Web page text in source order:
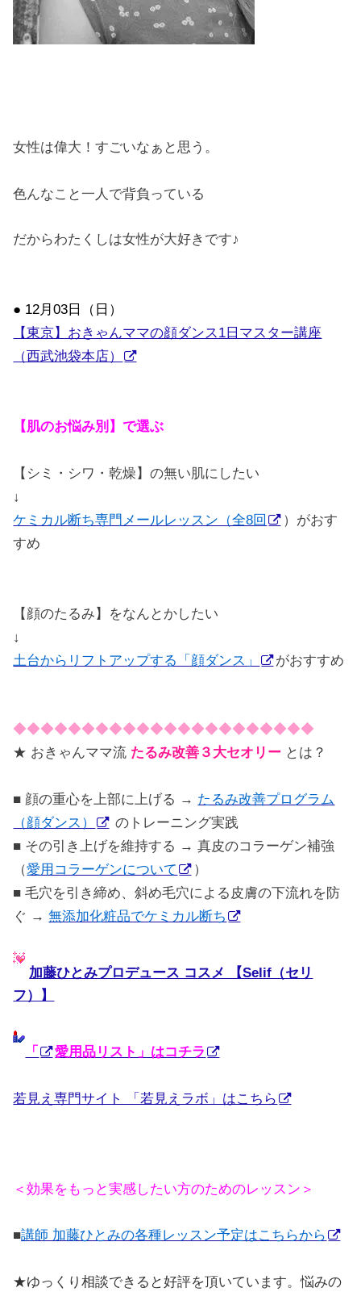
女性は偉大！すごいなぁと思う。
色んなこと一人で背負っている
だからわたくしは女性が大好きです♪
● 12月03日（日）
【東京】おきゃんママの顔ダンス1日マスター講座
（西武池袋本店）
【肌のお悩み別】で選ぶ
【シミ・シワ・乾燥】の無い肌にしたい
↓
ケミカル断ち専門メールレッスン（全8回
）がおす
すめ
【顔のたるみ】をなんとかしたい
↓
土台からリフトアップする「顔ダンス」
がおすすめ
◆◆◆◆◆◆◆◆◆◆◆◆◆◆◆◆◆◆◆◆◆◆
★ おきゃんママ流 たるみ改善３大セオリー とは？
■ 顔の重心を上部に上げる → たるみ改善プログラム
（顔ダンス）
のトレーニング実践
■ その引き上げを維持する → 真皮のコラーゲン補強
（愛用コラーゲンについて
）
■ 毛穴を引き締め、斜め毛穴による皮膚の下流れを防
ぐ →無添加化粧品でケミカル断ち
加藤ひとみプロデュース コスメ 【Selif（セリ
フ）】
「 愛用品リスト」はコチラ
若見え専門サイト 「若見えラボ」はこちら
＜効果をもっと実感したい方のためのレッスン＞
■講師 加藤ひとみの各種レッスン予定はこちらから
★ゆっくり相談できると好評を頂いています。悩みの